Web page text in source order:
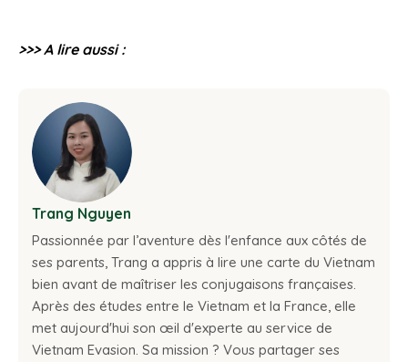
>>> A lire aussi :
Trang Nguyen
Passionnée par l’aventure dès l'enfance aux côtés de
ses parents, Trang a appris à lire une carte du Vietnam
bien avant de maîtriser les conjugaisons françaises.
Après des études entre le Vietnam et la France, elle
met aujourd'hui son œil d'experte au service de
Vietnam Evasion. Sa mission ? Vous partager ses